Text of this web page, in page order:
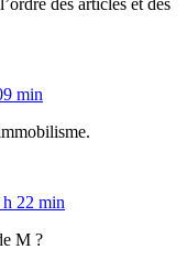
min
22 min
M ?